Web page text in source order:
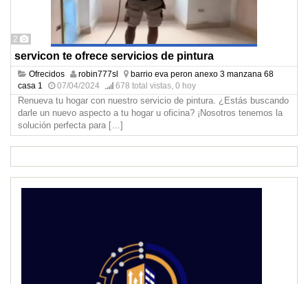
2
servicon te ofrece servicios de pintura
Ofrecidos robin777sl
barrio eva peron anexo 3 manzana 68
casa 1
07/04/2024 678 total vistas, 0 hoy
Renueva tu hogar con nuestro servicio de pintura. ¿Estás buscando
darle un nuevo aspecto a tu hogar u oficina? ¡Nosotros tenemos la
solución perfecta para […]